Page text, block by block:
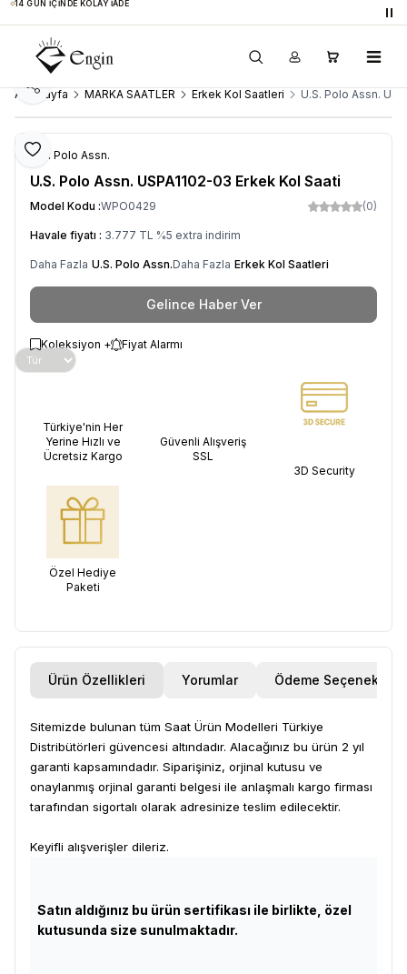
14 GÜN İÇINDE KOLAY İADE
Ana Sayfa MARKA SAATLER Erkek Kol Saatleri U.S. Polo Assn.
Favoriye Ekle
Paylaş
U.S. Polo Assn.
U.S. Polo Assn. USPA1102-03 Erkek Kol Saati
Model Kodu :WPO0429 (0)
Havale fiyatı : 3.777 TL %5 extra indirim
Daha Fazla U.S. Polo Assn.Daha Fazla Erkek Kol Saatleri
Gelince Haber Ver
Koleksiyon + Fiyat Alarmı
Türkiye'nin Her
Yerine Hızlı ve
Ücretsiz Kargo
Güvenli Alışveriş
SSL
3D Security
Özel Hediye
Paketi
Ürün Özellikleri Yorumlar Ödeme Seçenekleri
Sitemizde bulunan tüm Saat Ürün Modelleri Türkiye
Distribütörleri güvencesi altındadır. Alacağınız bu ürün 2 yıl
garanti kapsamındadır. Siparişiniz, orjinal kutusu ve
onaylanmış orjinal garanti belgesi ile anlaşmalı kargo firması
tarafından sigortalı olarak adresinize teslim edilecektir.
Keyifli alışverişler dileriz.
Satın aldığınız bu ürün sertifikası ile birlikte, özel
kutusunda size sunulmaktadır.